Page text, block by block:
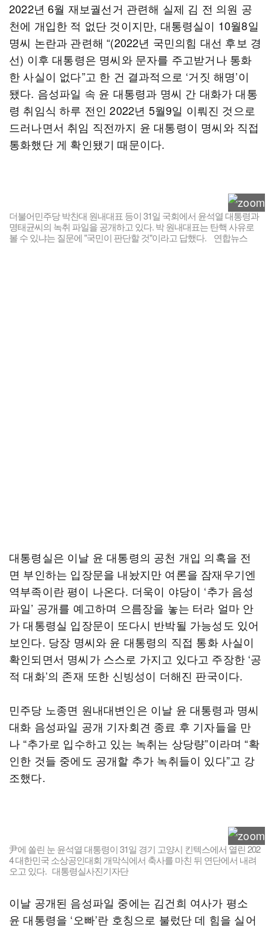
2022년 6월 재보궐선거 관련해 실제 김 전 의원 공
천에 개입한 적 없단 것이지만, 대통령실이 10월8일
명씨 논란과 관련해 “(2022년 국민의힘 대선 후보 경
선) 이후 대통령은 명씨와 문자를 주고받거나 통화
한 사실이 없다”고 한 건 결과적으로 ‘거짓 해명’이
됐다. 음성파일 속 윤 대통령과 명씨 간 대화가 대통
령 취임식 하루 전인 2022년 5월9일 이뤄진 것으로
드러나면서 취임 직전까지 윤 대통령이 명씨와 직접
통화했단 게 확인됐기 때문이다.
더불어민주당 박찬대 원내대표 등이 31일 국회에서 윤석열 대통령과
명태균씨의 녹취 파일을 공개하고 있다. 박 원내대표는 탄핵 사유로
볼 수 있냐는 질문에 "국민이 판단할 것"이라고 답했다. 연합뉴스
대통령실은 이날 윤 대통령의 공천 개입 의혹을 전
면 부인하는 입장문을 내놨지만 여론을 잠재우기엔
역부족이란 평이 나온다. 더욱이 야당이 ‘추가 음성
파일’ 공개를 예고하며 으름장을 놓는 터라 얼마 안
가 대통령실 입장문이 또다시 반박될 가능성도 있어
보인다. 당장 명씨와 윤 대통령의 직접 통화 사실이
확인되면서 명씨가 스스로 가지고 있다고 주장한 ‘공
적 대화’의 존재 또한 신빙성이 더해진 판국이다.
민주당 노종면 원내대변인은 이날 윤 대통령과 명씨
대화 음성파일 공개 기자회견 종료 후 기자들을 만
나 “추가로 입수하고 있는 녹취는 상당량”이라며 “확
인한 것들 중에도 공개할 추가 녹취들이 있다”고 강
조했다.
尹에 쏠린 눈 윤석열 대통령이 31일 경기 고양시 킨텍스에서 열린 202
4 대한민국 소상공인대회 개막식에서 축사를 마친 뒤 연단에서 내려
오고 있다. 대통령실사진기자단
이날 공개된 음성파일 중에는 김건희 여사가 평소
윤 대통령을 ‘오빠’란 호칭으로 불렀단 데 힘을 실어